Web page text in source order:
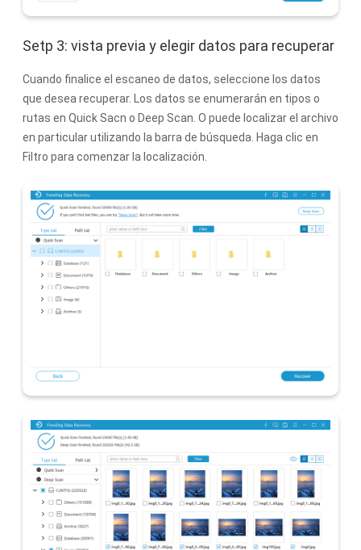
Setp 3: vista previa y elegir datos para recuperar
Cuando finalice el escaneo de datos, seleccione los datos
que desea recuperar. Los datos se enumerarán en tipos o
rutas en Quick Sacn o Deep Scan. O puede localizar el archivo
en particular utilizando la barra de búsqueda. Haga clic en
Filtro para comenzar la localización.